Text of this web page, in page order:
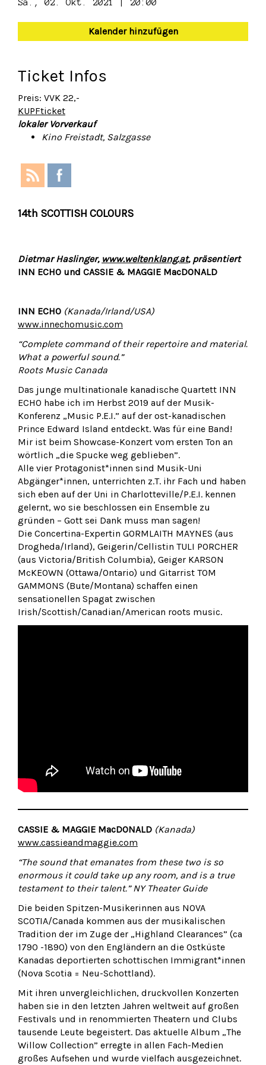
Sa., 02. Okt. 2021 | 20:00
Kalender hinzufügen
Ticket Infos
Preis: VVK 22,-
KUPFticket
lokaler Vorverkauf
Kino Freistadt, Salzgasse
14th SCOTTISH COLOURS
Dietmar Haslinger, www.weltenklang.at, präsentiert
INN ECHO und CASSIE & MAGGIE MacDONALD
INN ECHO (Kanada/Irland/USA)
www.innechomusic.com
“Complete command of their repertoire and material.
What a powerful sound.”
Roots Music Canada
Das junge multinationale kanadische Quartett INN
ECHO habe ich im Herbst 2019 auf der Musik-
Konferenz „Music P.E.I.” auf der ost-kanadischen
Prince Edward Island entdeckt. Was für eine Band!
Mir ist beim Showcase-Konzert vom ersten Ton an
wörtlich „die Spucke weg geblieben”.
Alle vier Protagonist*innen sind Musik-Uni
Abgänger*innen, unterrichten z.T. ihr Fach und haben
sich eben auf der Uni in Charlotteville/P.E.I. kennen
gelernt, wo sie beschlossen ein Ensemble zu
gründen – Gott sei Dank muss man sagen!
Die Concertina-Expertin GORMLAITH MAYNES (aus
Drogheda/Irland), Geigerin/Cellistin TULI PORCHER
(aus Victoria/British Columbia), Geiger KARSON
McKEOWN (Ottawa/Ontario) und Gitarrist TOM
GAMMONS (Bute/Montana) schaffen einen
sensationellen Spagat zwischen
Irish/Scottish/Canadian/American roots music.
CASSIE & MAGGIE MacDONALD (Kanada)
www.cassieandmaggie.com
“The sound that emanates from these two is so
enormous it could take up any room, and is a true
testament to their talent.” NY Theater Guide
Die beiden Spitzen-Musikerinnen aus NOVA
SCOTIA/Canada kommen aus der musikalischen
Tradition der im Zuge der „Highland Clearances” (ca
1790 -1890) von den Engländern an die Ostküste
Kanadas deportierten schottischen Immigrant*innen
(Nova Scotia = Neu-Schottland).
Mit ihren unvergleichlichen, druckvollen Konzerten
haben sie in den letzten Jahren weltweit auf großen
Festivals und in renommierten Theatern und Clubs
tausende Leute begeistert. Das aktuelle Album „The
Willow Collection” erregte in allen Fach-Medien
großes Aufsehen und wurde vielfach ausgezeichnet.